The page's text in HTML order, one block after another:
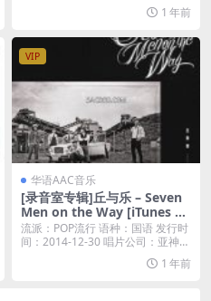
1 年前
VIP
华语AAC音乐
[录音室专辑]丘与乐 – Seven
Men on the Way [iTunes Pl
us M4A]
流派：POP流行 语种：国语 发行时
间：2014-12-30 唱片公司：亚神音
1 年前